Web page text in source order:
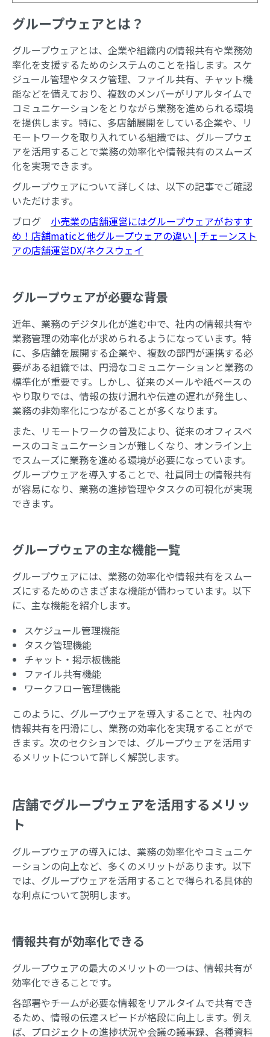
グループウェアとは？
グループウェアとは、企業や組織内の情報共有や業務効
率化を支援するためのシステムのことを指します。スケ
ジュール管理やタスク管理、ファイル共有、チャット機
能などを備えており、複数のメンバーがリアルタイムで
コミュニケーションをとりながら業務を進められる環境
を提供します。特に、多店舗展開をしている企業や、リ
モートワークを取り入れている組織では、グループウェ
アを活用することで業務の効率化や情報共有のスムーズ
化を実現できます。
グループウェアについて詳しくは、以下の記事でご確認
いただけます。
ブログ 小売業の店舗運営にはグループウェアがおすす
め！店舗maticと他グループウェアの違い | チェーンスト
アの店舗運営DX/ネクスウェイ
グループウェアが必要な背景
近年、業務のデジタル化が進む中で、社内の情報共有や
業務管理の効率化が求められるようになっています。特
に、多店舗を展開する企業や、複数の部門が連携する必
要がある組織では、円滑なコミュニケーションと業務の
標準化が重要です。しかし、従来のメールや紙ベースの
やり取りでは、情報の抜け漏れや伝達の遅れが発生し、
業務の非効率化につながることが多くなります。
また、リモートワークの普及により、従来のオフィスベ
ースのコミュニケーションが難しくなり、オンライン上
でスムーズに業務を進める環境が必要になっています。
グループウェアを導入することで、社員同士の情報共有
が容易になり、業務の進捗管理やタスクの可視化が実現
できます。
グループウェアの主な機能一覧
グループウェアには、業務の効率化や情報共有をスムー
ズにするためのさまざまな機能が備わっています。以下
に、主な機能を紹介します。
スケジュール管理機能
タスク管理機能
チャット・掲示板機能
ファイル共有機能
ワークフロー管理機能
このように、グループウェアを導入することで、社内の
情報共有を円滑にし、業務の効率化を実現することがで
きます。次のセクションでは、グループウェアを活用す
るメリットについて詳しく解説します。
店舗でグループウェアを活用するメリッ
ト
グループウェアの導入には、業務の効率化やコミュニケ
ーションの向上など、多くのメリットがあります。以下
では、グループウェアを活用することで得られる具体的
な利点について説明します。
情報共有が効率化できる
グループウェアの最大のメリットの一つは、情報共有が
効率化できることです。
各部署やチームが必要な情報をリアルタイムで共有でき
るため、情報の伝達スピードが格段に向上します。例え
ば、プロジェクトの進捗状況や会議の議事録、各種資料